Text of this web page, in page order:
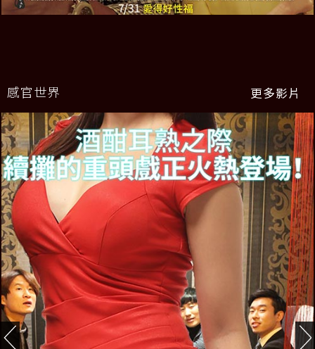
感官世界 更多影片